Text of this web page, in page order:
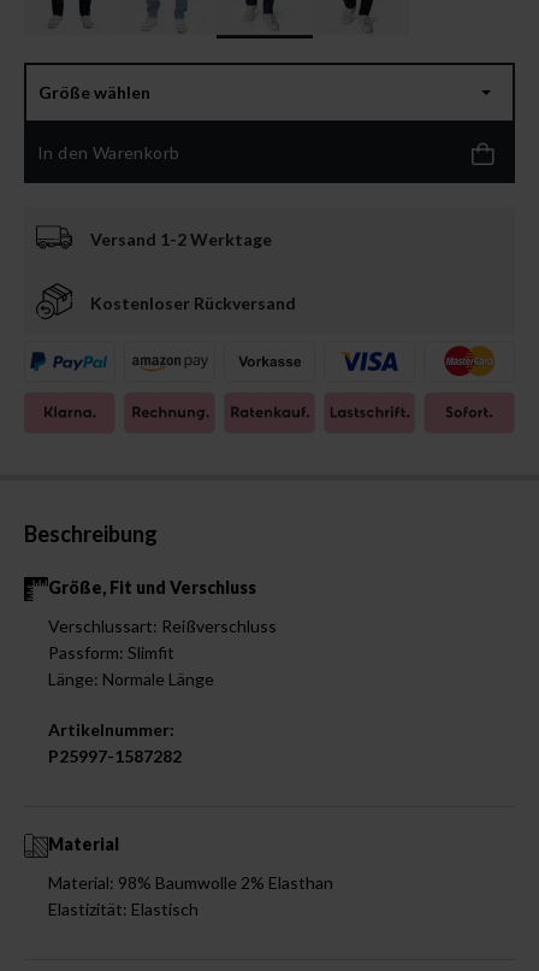
Größe wählen
In den Warenkorb
Versand 1-2 Werktage
Kostenloser Rückversand
Beschreibung
Größe, Fit und Verschluss
Verschlussart: Reißverschluss
Passform: Slimfit
Länge: Normale Länge
Artikelnummer:
P25997-1587282
Material
Material: 98% Baumwolle 2% Elasthan
Elastizität: Elastisch